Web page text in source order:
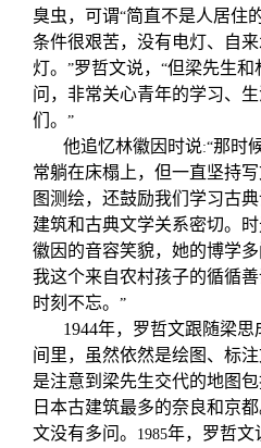
臭虫，可谓“简直不是人居住
条件很艰苦，没有电灯、自
灯。 ”罗哲文说， “但梁先生和
问，非常关心青年的学习、
们。 ”
他追忆林徽因时说:“那时
常躺在床榻上，但一直坚持
图测绘，还鼓励我们学习古
建筑和古典文学关系密切。
徽因的音容笑貌，她的博学
我这个来自农村孩子的循循
时刻不忘。 ”
1944年，罗哲文跟随梁思
间里，虽然依然是绘图、标
是注意到梁先生交代的地图
日本古建筑最多的奈良和京
文没有多问。
1985年，罗哲文